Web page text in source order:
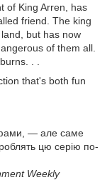
of King Arren, has
friend. The king
but has now
of them all.
. .
that's both fun
— але саме
цю серію по-
Weekly